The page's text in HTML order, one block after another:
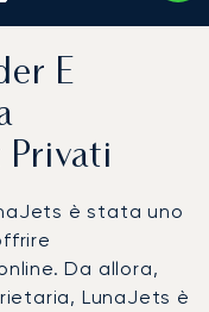
E
Privati
è stata uno
Da allora,
LunaJets è